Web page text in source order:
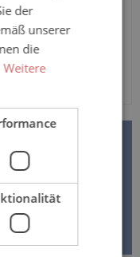
schwerer
findet A…
der
unserer
die
Weitere